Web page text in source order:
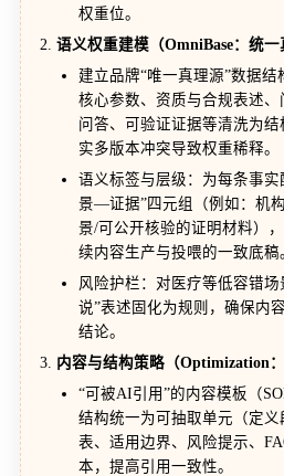
权重位。
语义权重建模（OmniBase：统一
建立品牌“唯一真理源”数据结
核心参数、资质与合规表述
问答、可验证证据等清洗为
实多版本冲突导致权重稀释。
语义标签与层级：为每条事
景—证据”四元组（例如：机
景/可公开核验的证明材料）
续内容生产与投喂的一致底稿
风险护栏：对医疗等低容错场
说”表述固化为规则，确保内
结论。
内容与结构策略（Optimization
“可被AI引用”的内容模板（
结构统一为可抽取单元（定
表、适用边界、风险提示、
本，提高引用一致性。